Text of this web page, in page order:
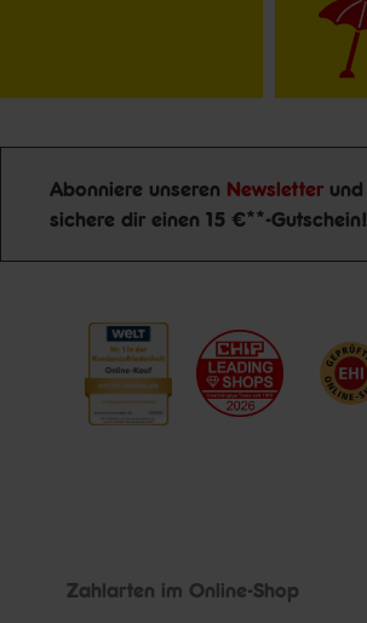
Newsletter Anmeldung
Abonniere unseren Newsletter und
sichere dir einen 15 €**-Gutschein!